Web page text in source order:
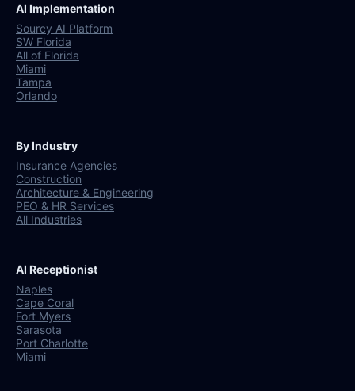
AI Implementation
Sourcy AI Platform
SW Florida
All of Florida
Miami
Tampa
Orlando
By Industry
Insurance Agencies
Construction
Architecture & Engineering
PEO & HR Services
All Industries
AI Receptionist
Naples
Cape Coral
Fort Myers
Sarasota
Port Charlotte
Miami